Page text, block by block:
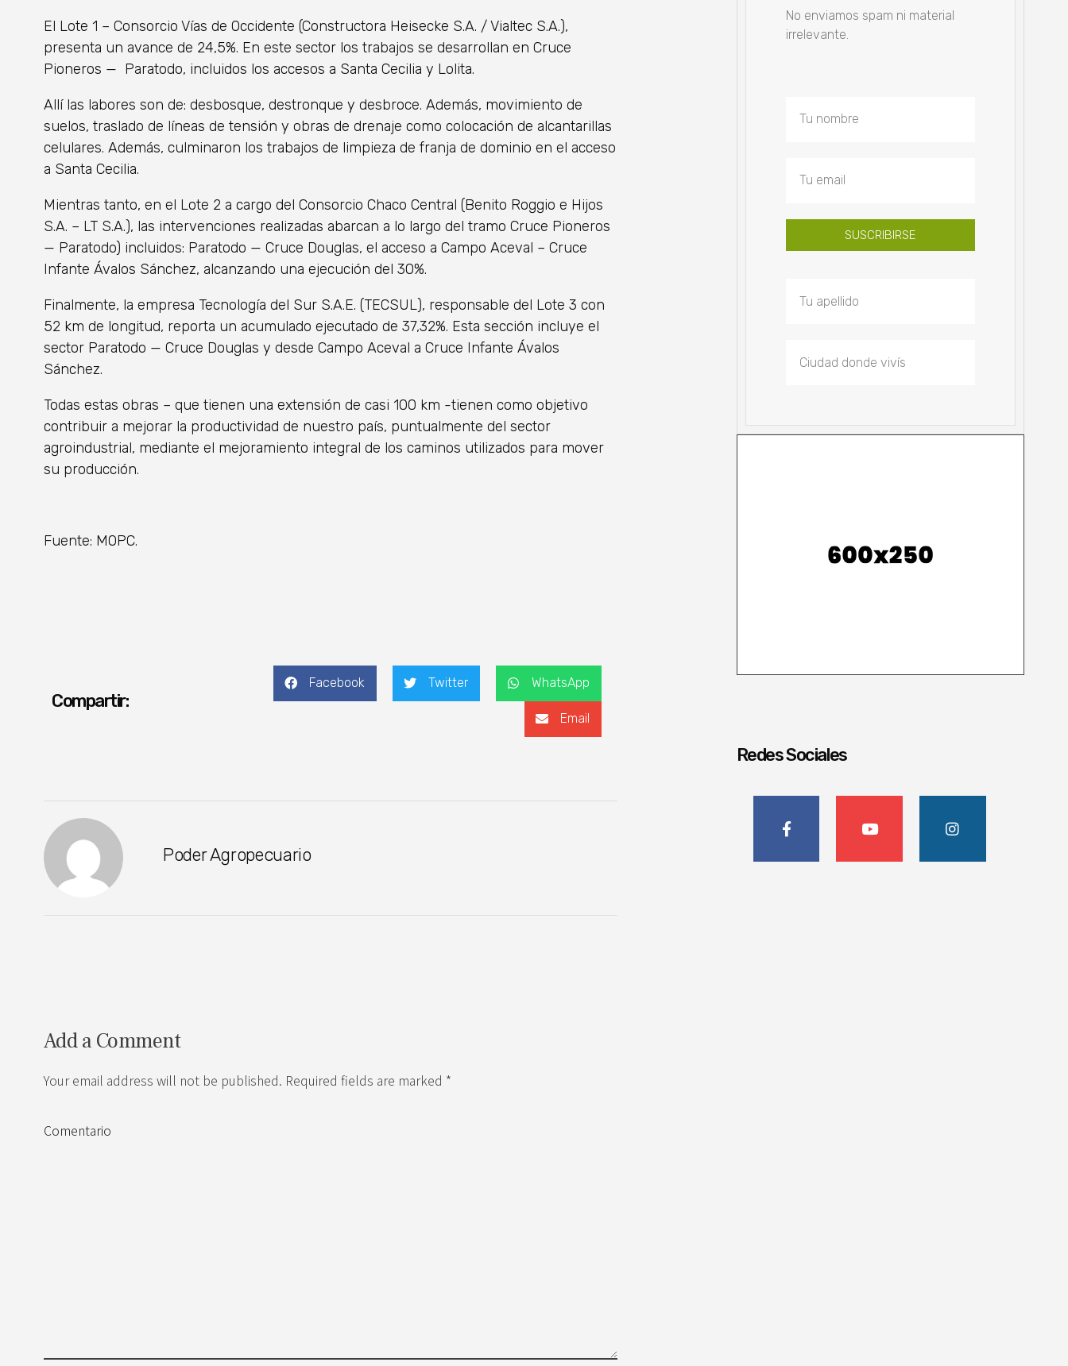
El Lote 1 – Consorcio Vías de Occidente (Constructora Heisecke S.A. / Vialtec S.A.),
presenta un avance de 24,5%. En este sector los trabajos se desarrollan en Cruce
Pioneros — Paratodo, incluidos los accesos a Santa Cecilia y Lolita.
Allí las labores son de: desbosque, destronque y desbroce. Además, movimiento de
suelos, traslado de líneas de tensión y obras de drenaje como colocación de alcantarillas
celulares. Además, culminaron los trabajos de limpieza de franja de dominio en el acceso
a Santa Cecilia.
Mientras tanto, en el Lote 2 a cargo del Consorcio Chaco Central (Benito Roggio e Hijos
S.A. – LT S.A.), las intervenciones realizadas abarcan a lo largo del tramo Cruce Pioneros
— Paratodo) incluidos: Paratodo — Cruce Douglas, el acceso a Campo Aceval – Cruce
Infante Ávalos Sánchez, alcanzando una ejecución del 30%.
Finalmente, la empresa Tecnología del Sur S.A.E. (TECSUL), responsable del Lote 3 con
52 km de longitud, reporta un acumulado ejecutado de 37,32%. Esta sección incluye el
sector Paratodo — Cruce Douglas y desde Campo Aceval a Cruce Infante Ávalos
Sánchez.
Todas estas obras – que tienen una extensión de casi 100 km -tienen como objetivo
contribuir a mejorar la productividad de nuestro país, puntualmente del sector
agroindustrial, mediante el mejoramiento integral de los caminos utilizados para mover
su producción.
Fuente: MOPC.
Compartir:
Facebook Twitter WhatsApp
Email
Poder Agropecuario
Add a Comment
Your email address will not be published. Required fields are marked *
Comentario
No enviamos spam ni material
irrelevante.
SUSCRIBIRSE
Redes Sociales